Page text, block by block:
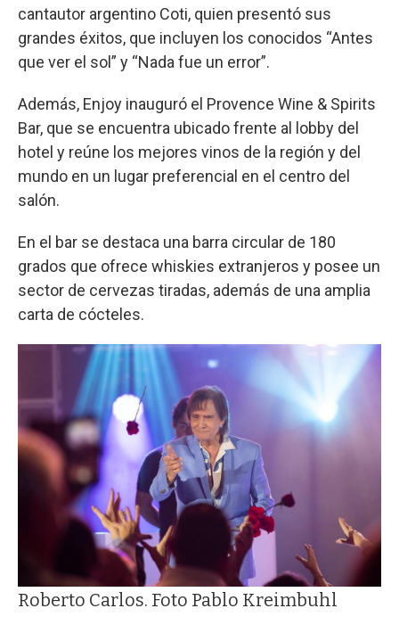
cantautor argentino Coti, quien presentó sus
grandes éxitos, que incluyen los conocidos “Antes
que ver el sol” y “Nada fue un error”.
Además, Enjoy inauguró el Provence Wine & Spirits
Bar, que se encuentra ubicado frente al lobby del
hotel y reúne los mejores vinos de la región y del
mundo en un lugar preferencial en el centro del
salón.
En el bar se destaca una barra circular de 180
grados que ofrece whiskies extranjeros y posee un
sector de cervezas tiradas, además de una amplia
carta de cócteles.
Roberto Carlos. Foto Pablo Kreimbuhl